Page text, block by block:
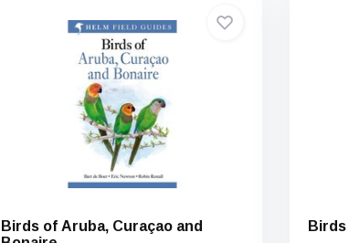
Birds of Aruba, Curaçao and